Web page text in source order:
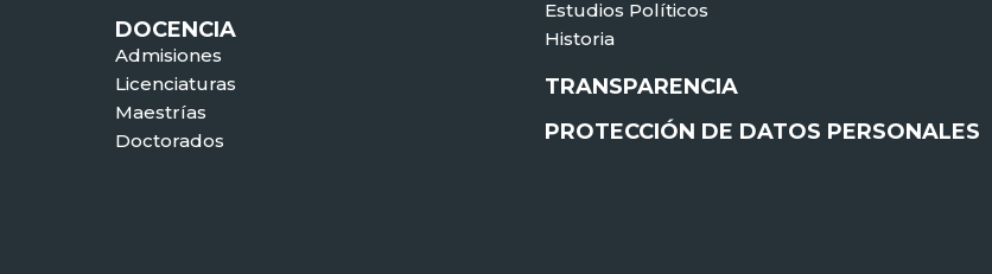
DOCENCIA
Admisiones
Licenciaturas
Maestrías
Doctorados
Estudios Políticos
Historia
TRANSPARENCIA
PROTECCIÓN DE DATOS PERSONALES